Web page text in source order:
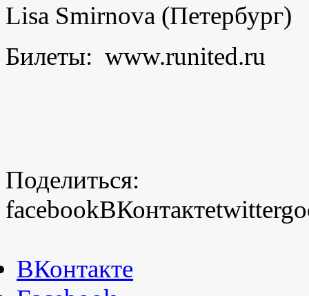
Lisa Smirnova (Петербург)
Билеты: www.runited.ru
Поделиться:
facebookВКонтактеtwitter
ВКонтакте